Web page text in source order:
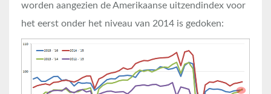
worden aangezien de Amerikaanse uitzendindex voor
het eerst onder het niveau van 2014 is gedoken: